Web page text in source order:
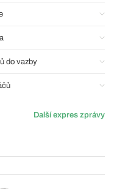
do vazby
Další expres zprávy